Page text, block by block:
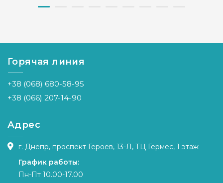
Страна-
Литва
Размер
30х30 см
Канва
Aida 14
Zweigart
Зашивка
частичная
Страна-
Китай
Горячая линия
+38 (068) 680-58-95
+38 (066) 207-14-90
Адрес
г. Днепр, проспект Героев, 13-Л, ТЦ Гермес, 1 этаж
График работы:
Пн-Пт 10.00-17.00